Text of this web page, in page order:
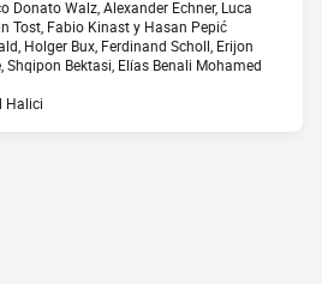
Donato Walz, Alexander Echner, Luca
Tost, Fabio Kinast y Hasan Pepić
Holger Bux, Ferdinand Scholl, Erijon
Bektasi, Elías Benali Mohamed
Halici